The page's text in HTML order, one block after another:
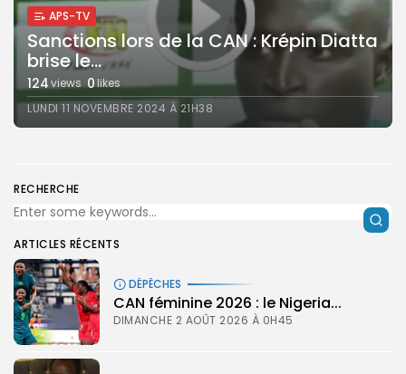
APS-TV
Sanctions lors de la CAN : Krépin Diatta
brise le...
124views 0likes
LUNDI 11 NOVEMBRE 2024 À 21H38
RECHERCHE
ARTICLES RÉCENTS
DÉPÊCHES
‎CAN féminine 2026 : le Nigeria...
DIMANCHE 2 AOÛT 2026 À 0H45